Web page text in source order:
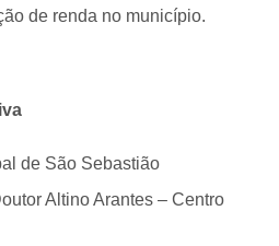
de renda no município.
de São Sebastião
Altino Arantes – Centro